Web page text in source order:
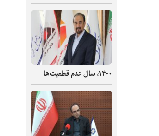
۱۴۰۰، سال عدم قطعیت‌ها